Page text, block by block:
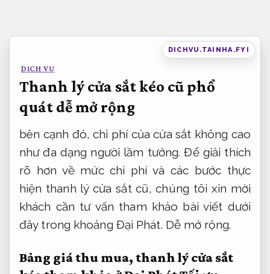
dung
DICHVU.TAINHA.FYI
DỊCH VỤ
Thanh lý cửa sắt kéo cũ phổ
quát dễ mở rộng
bên cạnh đó, chi phí của cửa sắt không cao
như đa dạng người lầm tưởng. Để giải thích
rõ hơn về mức chi phí và các bước thực
hiện thanh lý cửa sắt cũ, chúng tôi xin mời
khách cần tư vấn tham khảo bài viết dưới
đây trong khoảng Đại Phát. Dễ mở rộng.
Bảng giá thu mua, thanh lý cửa sắt